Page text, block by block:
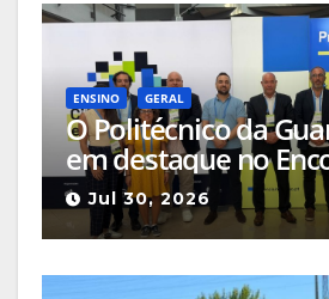
ENSINO GERAL
O Politécnico da
em destaque no
Ciência e Inovação
seleção de três
científicas
Jul 30, 2026